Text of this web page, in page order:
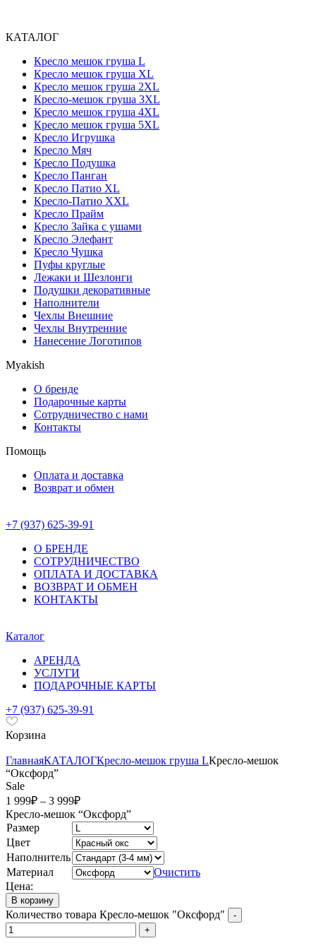
КАТАЛОГ
Кресло мешок груша L
Кресло мешок груша XL
Кресло мешок груша 2XL
Кресло-мешок груша 3XL
Кресло мешок груша 4XL
Кресло мешок груша 5XL
Кресло Игрушка
Кресло Мяч
Кресло Подушка
Кресло Панган
Кресло Патио XL
Кресло-Патио XXL
Кресло Прайм
Кресло Зайка с ушами
Кресло Элефант
Кресло Чушка
Пуфы круглые
Лежаки и Шезлонги
Подушки декоративные
Наполнители
Чехлы Внешние
Чехлы Внутренние
Нанесение Логотипов
Myakish
О бренде
Подарочные карты
Сотрудничество с нами
Контакты
Помощь
Оплата и доставка
Возврат и обмен
+7 (937) 625-39-91
О БРЕНДЕ
СОТРУДНИЧЕСТВО
ОПЛАТА И ДОСТАВКА
ВОЗВРАТ И ОБМЕН
КОНТАКТЫ
Каталог
АРЕНДА
УСЛУГИ
ПОДАРОЧНЫЕ КАРТЫ
+7 (937) 625-39-91
Корзина
ГлавнаяКАТАЛОГКресло-мешок груша LКресло-мешок
“Оксфорд”
Sale
1 999₽ – 3 999₽
Кресло-мешок “Оксфорд”
Размер
Цвет
Наполнитель
Материал
Очистить
Цена:
В корзину
Количество товара Кресло-мешок "Оксфорд"
-
+